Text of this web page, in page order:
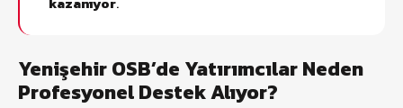
Yenişehir OSB’de Yatırımcılar Neden
Profesyonel Destek Alıyor?